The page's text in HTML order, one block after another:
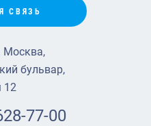
СВЯЗЬ
Москва,
бульвар,
12
77-00